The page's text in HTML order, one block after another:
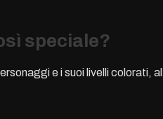
speciale?
e i suoi livelli colorati,